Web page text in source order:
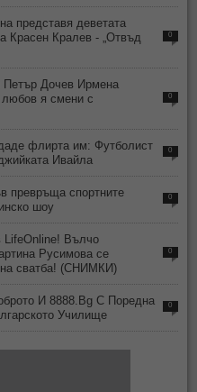
представя деветата
Красен Кралев - „Отвъд
0
Петър Дочев Ирмена
я смени с
0
флирта им: Футболист
Ивайла
0
превръща спортните
шоу
0
LifeOnline! Вълчо
Русимова сe
сватба! (СНИМКИ)
0
И 8888.Bg С Поредна
Училище
0